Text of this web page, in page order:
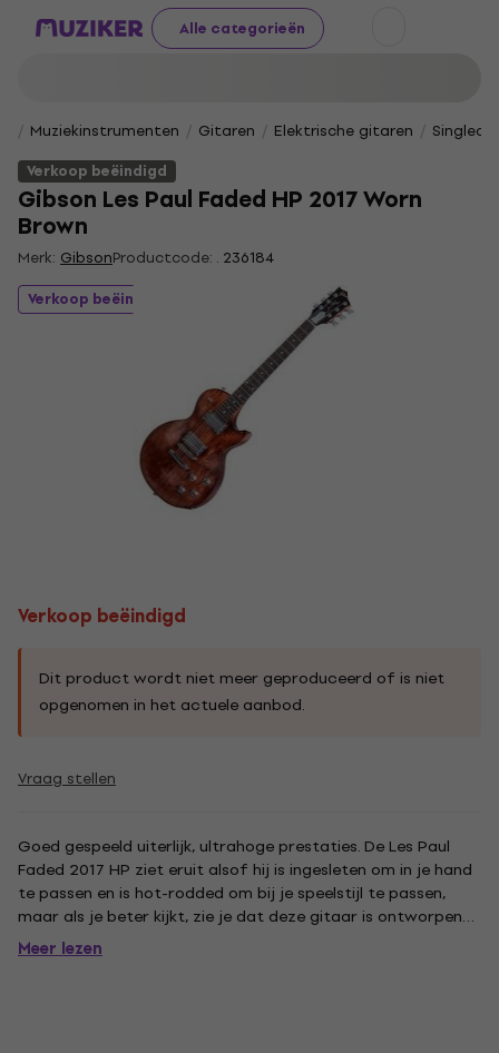
Alle categorieën
Muziekinstrumenten Gitaren Elektrische gitaren
Verkoop beëindigd
Gibson Les Paul Faded HP 2017 Worn
Brown
Merk: GibsonProductcode: . 236184
Verkoop beëindigd
Verkoop beëindigd
Dit product wordt niet meer geproduceerd of is niet
opgenomen in het actuele aanbod.
Vraag stellen
Goed gespeeld uiterlijk, ultrahoge prestaties. De Les Paul
Faded 2017 HP ziet eruit alsof hij is ingesleten om in je hand
te passen en is hot-rodded om bij je speelstijl te passen,
maar als je beter kijkt, zie je dat deze gitaar is ontworpen
voor veelzijdige, hedendaagse prestaties. Een nieuwe
ultramoderne gewichtsverlichting, een slanke taps...
Meer lezen